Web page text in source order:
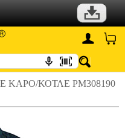
ΚΑΡΟ/ΚΟΤΛΕ PM308190